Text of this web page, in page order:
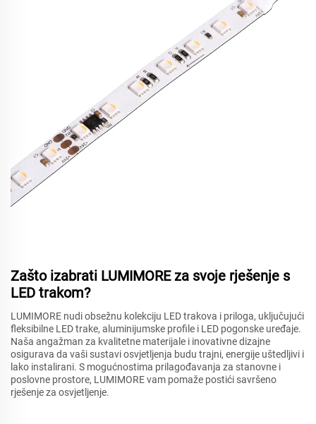
Zašto izabrati LUMIMORE za svoje rješenje s
LED trakom?
LUMIMORE nudi obsežnu kolekciju LED trakova i priloga, uključujući
fleksibilne LED trake, aluminijumske profile i LED pogonske uređaje.
Naša angažman za kvalitetne materijale i inovativne dizajne
osigurava da vaši sustavi osvjetljenja budu trajni, energije uštedljivi i
lako instalirani. S mogućnostima prilagođavanja za stanovne i
poslovne prostore, LUMIMORE vam pomaže postići savršeno
rješenje za osvjetljenje.